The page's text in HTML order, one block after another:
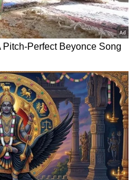
ಗೆಲ್ಲುತ್ತಿದ್ದಂತೆಯೇ ಪ್ಲೇ-ಆಫ್‌
ರೇಸ್‌ನಿಂದ ಹೊರಬಿದ್ದ ಮತ್ತೊಂದು
ತಂಡ!
IPL Playoffs: ಒಂದೇ ಸ್ಥಾನ, 4
ತಂಡಗಳ ಫೈಟ್! ಯಾರಿಗೆ ಸಿಗಲಿದೆ
ಕೊನೆಯ ಚಾನ್ಸ್?